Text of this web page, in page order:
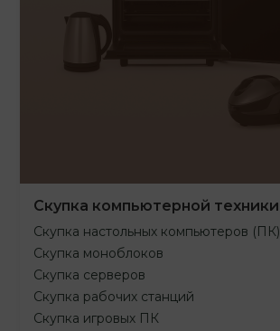
Скупка компьютерной техники
Скупка настольных компьютеров (ПК)
Скупка моноблоков
Скупка серверов
Скупка рабочих станций
Скупка игровых ПК